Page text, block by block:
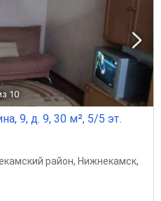
10
9, д. 9, 30 м², 5/5 эт.
район, Нижнекамск,